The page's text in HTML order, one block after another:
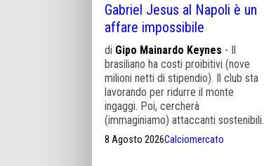
Gabriel Jesus al Napoli è un
affare impossibile
di Gipo Mainardo Keynes - Il
brasiliano ha costi proibitivi (nove
milioni netti di stipendio). Il club sta
lavorando per ridurre il monte
ingaggi. Poi, cercherà
(immaginiamo) attaccanti sostenibili.
8 Agosto 2026Calciomercato